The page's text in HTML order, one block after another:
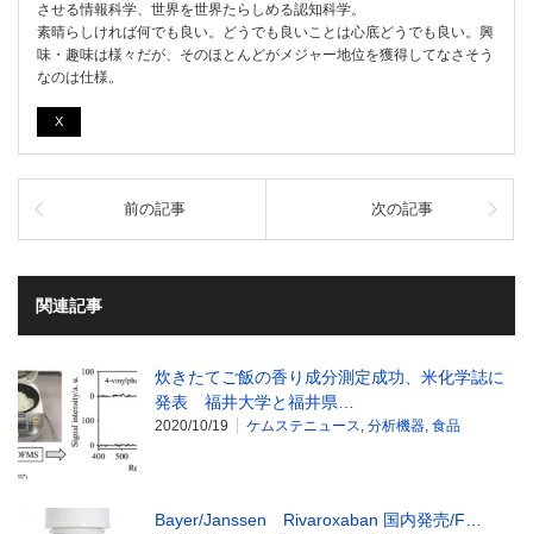
させる情報科学、世界を世界たらしめる認知科学。
素晴らしければ何でも良い。どうでも良いことは心底どうでも良い。興
味・趣味は様々だが、そのほとんどがメジャー地位を獲得してなさそう
なのは仕様。
X
前の記事 次の記事
関連記事
炊きたてご飯の香り成分測定成功、米化学誌に
発表 福井大学と福井県…
2020/10/19 ケムステニュース, 分析機器, 食品
Bayer/Janssen Rivaroxaban 国内発売/F…